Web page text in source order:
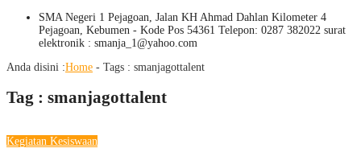
SMA Negeri 1 Pejagoan, Jalan KH Ahmad Dahlan Kilometer 4
Pejagoan, Kebumen - Kode Pos 54361 Telepon: 0287 382022 surat
elektronik : smanja_1@yahoo.com
Anda disini :Home - Tags : smanjagottalent
Tag : smanjagottalent
Kegiatan Kesiswaan